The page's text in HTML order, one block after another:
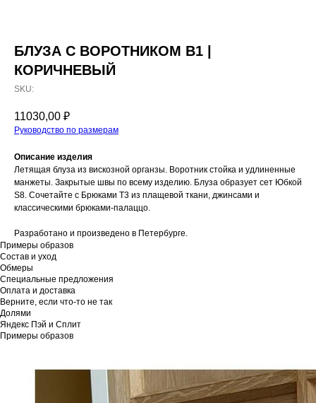
БЛУЗА С ВОРОТНИКОМ B1 |
КОРИЧНЕВЫЙ
SKU:
11030,00 ₽
Руководство по размерам
Описание изделия
Летящая блуза из вискозной органзы. Воротник стойка и удлиненные
манжеты. Закрытые швы по всему изделию. Блуза образует сет Юбкой
S8. Сочетайте с Брюками T3 из плащевой ткани, джинсами и
классическими брюками-палаццо.
Разработано и произведено в Петербурге.
Примеры образов
Состав и уход
Обмеры
Специальные предложения
Оплата и доставка
Верните, если что-то не так
Долями
Яндекс Пэй и Сплит
Примеры образов